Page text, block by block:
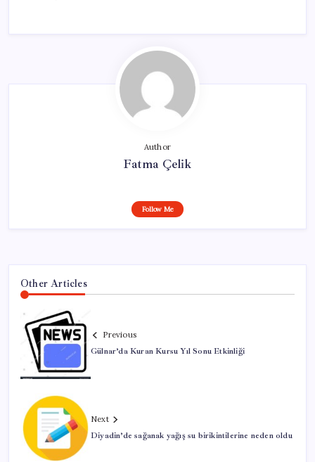
Author
Fatma Çelik
Follow Me
Other Articles
Previous
Gülnar’da Kuran Kursu Yıl Sonu Etkinliği
Next
Diyadin’de sağanak yağış su birikintilerine neden oldu